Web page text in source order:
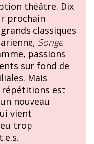
théâtre. Dix
prochain
classiques
Songe
passions
sur fond de
Mais
répétitions est
nouveau
vient
trop